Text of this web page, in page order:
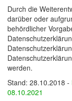
Durch die
darüber oder
behördlicher
werden.
Stand: 28.10.2018 -
08.10.2021